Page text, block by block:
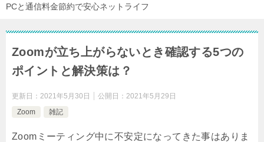
PCと通信料金節約で安心ネットライフ
Zoomが立ち上がらないとき確認する5つの
ポイントと解決策は？
更新日： 2021年5月30日 公開日： 2021年5月29日
Zoom
雑記
Zoomミーティング中に不安定になってきた事はありま